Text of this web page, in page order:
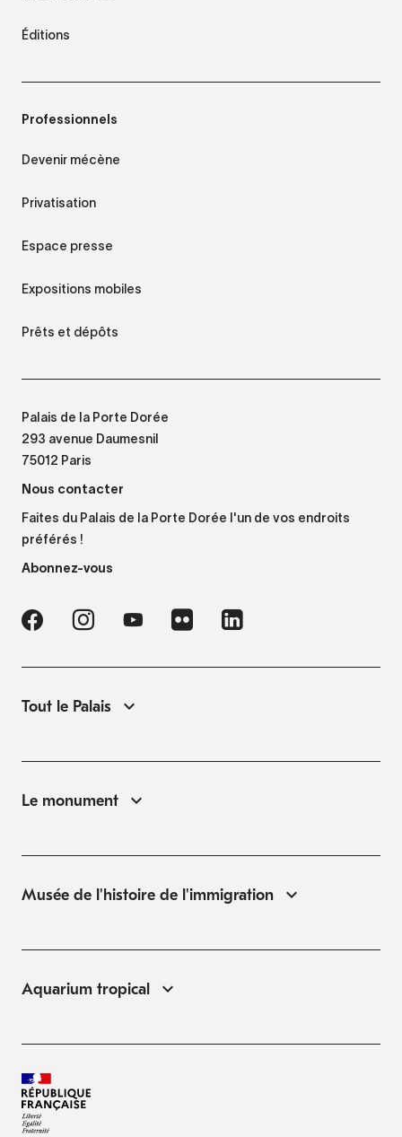
Éditions
Professionnels
Devenir mécène
Privatisation
Espace presse
Expositions mobiles
Prêts et dépôts
Palais de la Porte Dorée
293 avenue Daumesnil
75012 Paris
Nous contacter
Faites du Palais de la Porte Dorée l'un de vos endroits
préférés !
Abonnez-vous
Tout le Palais
Le monument
Musée de l'histoire de l'immigration
Aquarium tropical